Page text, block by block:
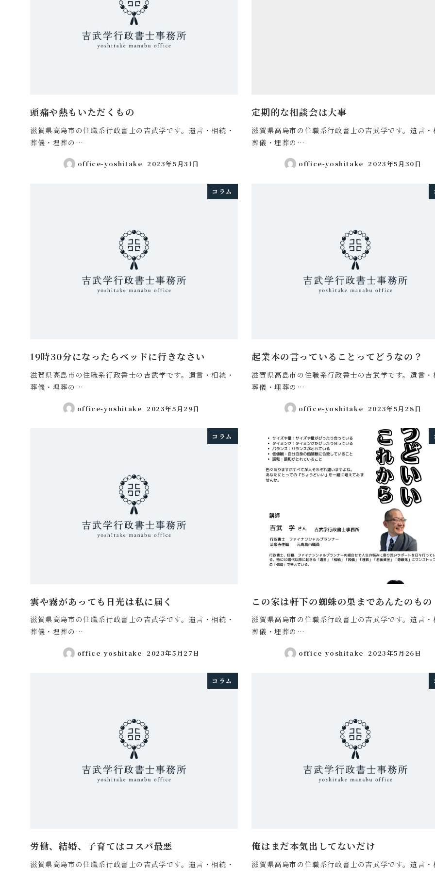
頭痛や熱もいただくもの
滋賀県高島市の住職系行政書士の吉武学です。遺言・相続・
葬儀・埋葬の…
office-yoshitake
投稿日
2023年5月31日
定期的な相談会は大事
滋賀県高島市の住職系行政書士の吉武学です。遺言・
葬儀・埋葬の…
office-yoshitake
投稿日
2023年5月30日
コラム
19時30分になったらベッドに行きなさい
滋賀県高島市の住職系行政書士の吉武学です。遺言・相続・
葬儀・埋葬の…
office-yoshitake
投稿日
2023年5月29日
起業本の言っていることってどうなの？
滋賀県高島市の住職系行政書士の吉武学です。遺言・
葬儀・埋葬の…
office-yoshitake
投稿日
2023年5月28日
コラム
雲や霧があっても日光は私に届く
滋賀県高島市の住職系行政書士の吉武学です。遺言・相続・
葬儀・埋葬の…
office-yoshitake
投稿日
2023年5月27日
この家は軒下の蜘蛛の巣まであんたのもの
滋賀県高島市の住職系行政書士の吉武学です。遺言・
葬儀・埋葬の…
office-yoshitake
投稿日
2023年5月26日
コラム
労働、結婚、子育てはコスパ最悪
滋賀県高島市の住職系行政書士の吉武学です。遺言・相続・
俺はまだ本気出してないだけ
滋賀県高島市の住職系行政書士の吉武学です。遺言・